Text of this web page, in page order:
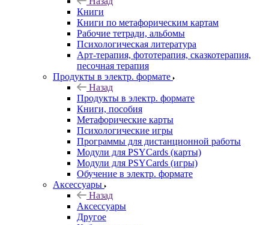
Книги
Книги по метафорическим картам
Рабочие тетради, альбомы
Психологическая литература
Арт-терапия, фототерапия, сказкотерапия,
песочная терапия
Продукты в электр. формате
Назад
Продукты в электр. формате
Книги, пособия
Метафорические карты
Психологические игры
Программы для дистанционной работы
Модули для PSYCards (карты)
Модули для PSYCards (игры)
Обучение в электр. формате
Аксессуары
Назад
Аксессуары
Другое